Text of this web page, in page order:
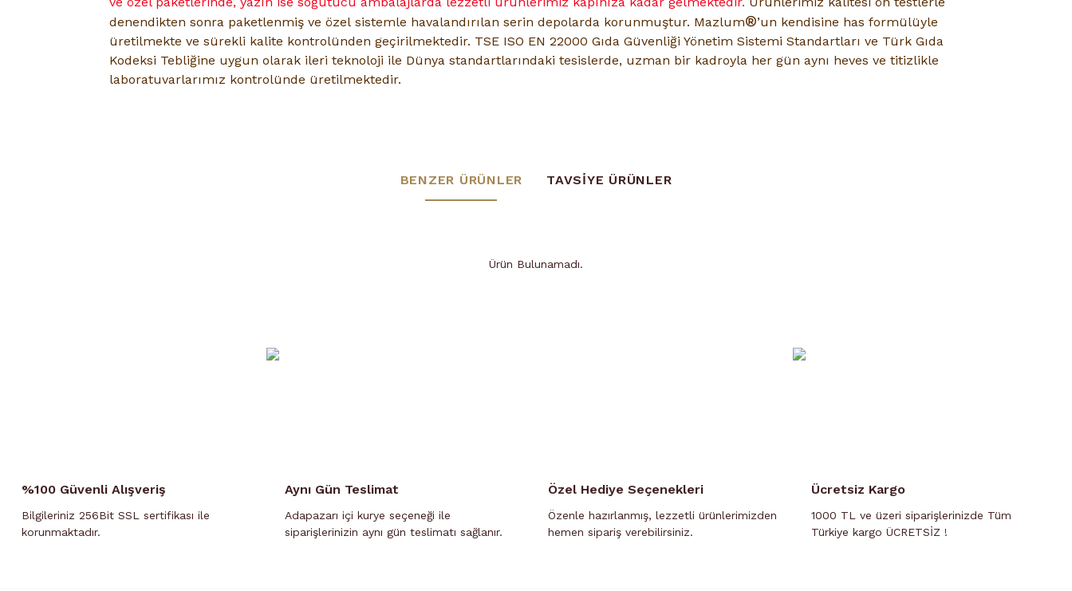
denendikten sonra paketlenmiş ve özel sistemle havalandırılan serin depolarda korunmuştur. Mazlum®’un kendisine has formülüyle
üretilmekte ve sürekli kalite kontrolünden geçirilmektedir. TSE ISO EN 22000 Gıda Güvenliği Yönetim Sistemi Standartları ve Türk Gıda
Kodeksi Tebliğine uygun olarak ileri teknoloji ile Dünya standartlarındaki tesislerde, uzman bir kadroyla her gün aynı heves ve titizlikle
laboratuvarlarımız kontrolünde üretilmektedir.
BENZER ÜRÜNLER TAVSİYE ÜRÜNLER
Ürün Bulunamadı.
%100 Güvenli Alışveriş
Bilgileriniz 256Bit SSL sertifikası ile
korunmaktadır.
Aynı Gün Teslimat
Adapazarı içi kurye seçeneği ile
siparişlerinizin aynı gün teslimatı sağlanır.
Özel Hediye Seçenekleri
Özenle hazırlanmış, lezzetli ürünlerimizden
hemen sipariş verebilirsiniz.
Ücretsiz Kargo
1000 TL ve üzeri siparişlerinizde Tüm
Türkiye kargo ÜCRETSİZ !